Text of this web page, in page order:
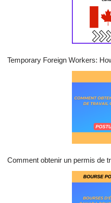
Temporary Foreign Workers:
Comment obtenir un permis de